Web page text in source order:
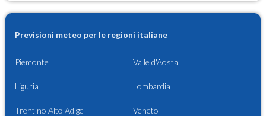
Previsioni meteo per le regioni italiane
Piemonte Valle d'Aosta
Liguria Lombardia
Trentino Alto Adige Veneto